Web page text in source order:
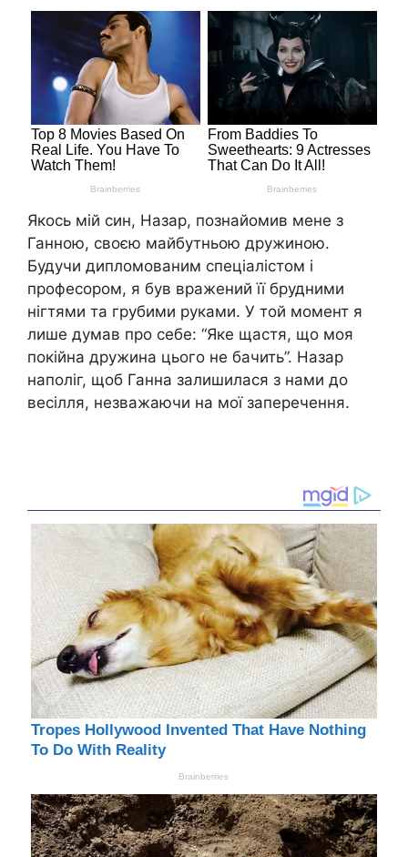
Якось мій син, Назар, познайомив мене з
Ганною, своєю майбутньою дружиною.
Будучи дипломованим спеціалістом і
професором, я був вражений її брудними
нігтями та грубими руками. У той момент я
лише думав про себе: “Яке щастя, що моя
покійна дружина цього не бачить”. Назар
наполіг, щоб Ганна залишилася з нами до
весілля, незважаючи на мої заперечення.